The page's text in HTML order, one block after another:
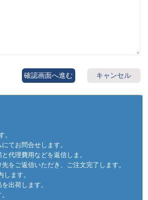
キャンセル
確認画面へ進む
。
てお問合せします。
代理費用などを返信しま。
をご返信いただき、ご注文完了します。
ます。
出荷します。